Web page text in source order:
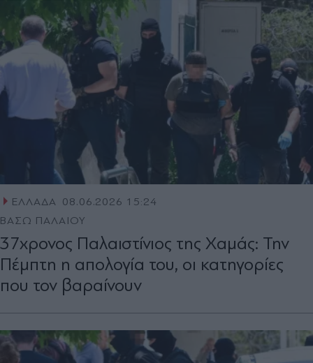
ΕΛΛΑΔΑ 08.06.2026 15:24
ΒΑΣΩ ΠΑΛΑΙΟΥ
37χρονος Παλαιστίνιος της Χαμάς: Την
Πέμπτη η απολογία του, οι κατηγορίες
που τον βαραίνουν